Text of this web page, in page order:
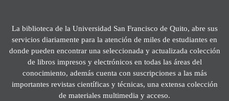
La biblioteca de la Universidad San Francisco de Quito, abre sus
servicios diariamente para la atención de miles de estudiantes en
donde pueden encontrar una seleccionada y actualizada colección
de libros impresos y electrónicos en todas las áreas del
conocimiento, además cuenta con suscripciones a las más
importantes revistas científicas y técnicas, una extensa colección
de materiales multimedia y acceso.